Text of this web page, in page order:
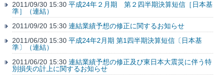
2011/09/30 15:30 平成24年２月期 第２四半期決算短信［日本基
準］（連結）
2011/09/20 15:30 連結業績予想の修正に関するお知らせ
2011/06/30 15:30 平成24年2月期 第1四半期決算短信〔日本基
準〕（連結）
2011/06/20 15:30 連結業績予想の修正及び東日本大震災に伴う特
別損失の計上に関するお知らせ